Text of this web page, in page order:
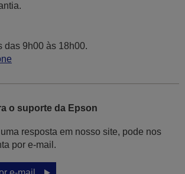
das 9h00 às 18h00.
o suporte da Epson
resposta em nosso site, pode nos
por e-mail.